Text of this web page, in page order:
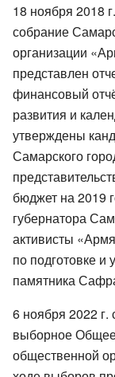
18 ноября 2018
собрание
организации
представлен
финансовый
развития и
утверждены
Самарского
бюджет на 2019
губернатора
активисты
по подготовке и
памятника
6 ноября 2022 г.
выборное
общественной